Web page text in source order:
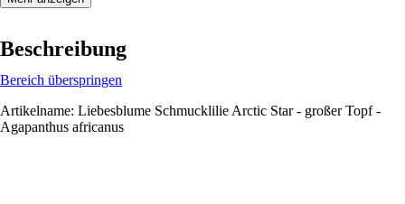
Beschreibung
Bereich überspringen
Artikelname: Liebesblume Schmucklilie Arctic Star - großer Topf -
Agapanthus africanus